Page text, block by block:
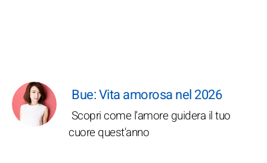
Bue: Vita amorosa nel 2026
Scopri come l'amore guidera il tuo
cuore quest'anno